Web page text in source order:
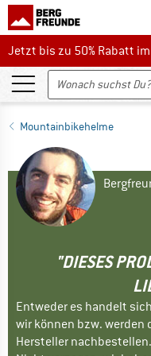
Jetzt bis zu 50% Rabatt im
Jetzt bis zu 50% Rabatt
Mountainbikehelme
"DIESES
Entweder es handelt
wir können bzw. werden
Hersteller nachbestellen.